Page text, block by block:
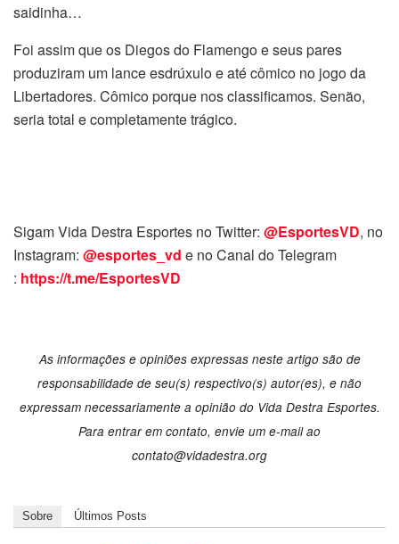
saidinha…
Foi assim que os Diegos do Flamengo e seus pares
produziram um lance esdrúxulo e até cômico no jogo da
Libertadores. Cômico porque nos classificamos. Senão,
seria total e completamente trágico.
Sigam Vida Destra Esportes no Twitter: @EsportesVD, no
Instagram: @esportes_vd e no Canal do Telegram
: https://t.me/EsportesVD
As informações e opiniões expressas neste artigo são de
responsabilidade de seu(s) respectivo(s) autor(es), e não
expressam necessariamente a opinião do Vida Destra Esportes.
Para entrar em contato, envie um e-mail ao
contato@vidadestra.org
Sobre Últimos Posts